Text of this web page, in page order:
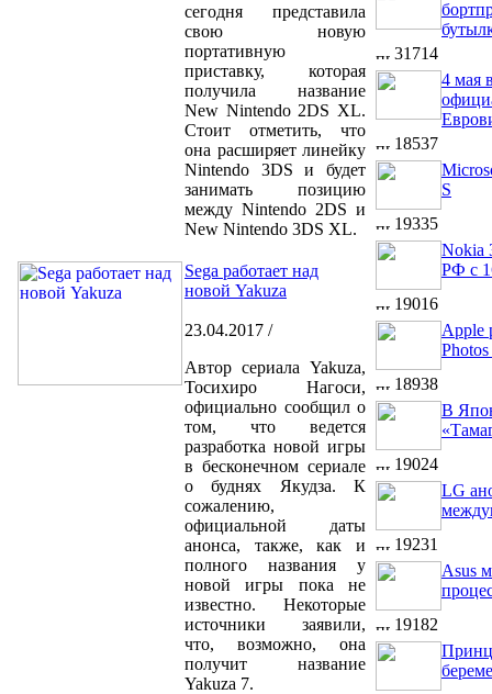
сегодня представила
свою новую
портативную
приставку, которая
получила название
New Nintendo 2DS XL.
Стоит отметить, что
она расширяет линейку
Nintendo 3DS и будет
занимать позицию
между Nintendo 2DS и
New Nintendo 3DS XL.
Sega работает над
новой Yakuza
23.04.2017 /
Автор сериала Yakuza,
Тосихиро Нагоси,
официально сообщил о
том, что ведется
разработка новой игры
в бесконечном сериале
о буднях Якудза. К
сожалению,
официальной даты
анонса, также, как и
полного названия у
новой игры пока не
известно. Некоторые
источники заявили,
что, возможно, она
получит название
Yakuza 7.
31714
4 мая
18537
S
19335
Nokia
РФ с
19016
Apple
18938
В
19024
LG
19231
Asus
19182